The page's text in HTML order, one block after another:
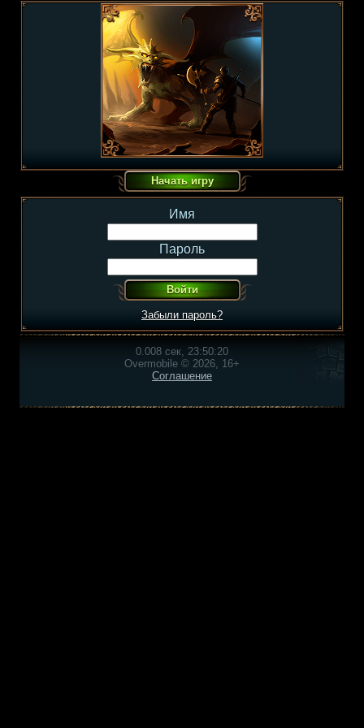
Имя
Пароль
Забыли пароль?
0.008 сек, 23:50:20
Overmobile © 2026, 16+
Соглашение